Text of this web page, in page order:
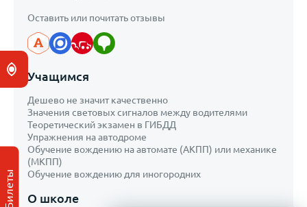
Билеты
Оставить или почитать отзывы
Учащимся
Дешево не значит качественно
Значения световых сигналов между водителями
Теоретический экзамен в ГИБДД
Упражнения на автодроме
Обучение вождению на автомате (АКПП) или механике
(МКПП)
Обучение вождению для иногородних
О школе